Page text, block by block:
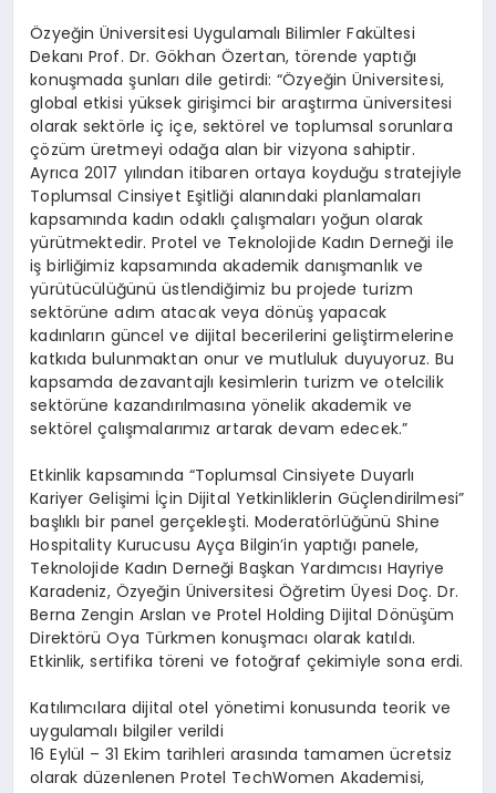
Özyeğin Üniversitesi Uygulamalı Bilimler Fakültesi
Dekanı Prof. Dr. Gökhan Özertan, törende yaptığı
konuşmada şunları dile getirdi: “Özyeğin Üniversitesi,
global etkisi yüksek girişimci bir araştırma üniversitesi
olarak sektörle iç içe, sektörel ve toplumsal sorunlara
çözüm üretmeyi odağa alan bir vizyona sahiptir.
Ayrıca 2017 yılından itibaren ortaya koyduğu stratejiyle
Toplumsal Cinsiyet Eşitliği alanındaki planlamaları
kapsamında kadın odaklı çalışmaları yoğun olarak
yürütmektedir. Protel ve Teknolojide Kadın Derneği ile
iş birliğimiz kapsamında akademik danışmanlık ve
yürütücülüğünü üstlendiğimiz bu projede turizm
sektörüne adım atacak veya dönüş yapacak
kadınların güncel ve dijital becerilerini geliştirmelerine
katkıda bulunmaktan onur ve mutluluk duyuyoruz. Bu
kapsamda dezavantajlı kesimlerin turizm ve otelcilik
sektörüne kazandırılmasına yönelik akademik ve
sektörel çalışmalarımız artarak devam edecek.”
Etkinlik kapsamında “Toplumsal Cinsiyete Duyarlı
Kariyer Gelişimi İçin Dijital Yetkinliklerin Güçlendirilmesi”
başlıklı bir panel gerçekleşti. Moderatörlüğünü Shine
Hospitality Kurucusu Ayça Bilgin’in yaptığı panele,
Teknolojide Kadın Derneği Başkan Yardımcısı Hayriye
Karadeniz, Özyeğin Üniversitesi Öğretim Üyesi Doç. Dr.
Berna Zengin Arslan ve Protel Holding Dijital Dönüşüm
Direktörü Oya Türkmen konuşmacı olarak katıldı.
Etkinlik, sertifika töreni ve fotoğraf çekimiyle sona erdi.
Katılımcılara dijital otel yönetimi konusunda teorik ve
uygulamalı bilgiler verildi
16 Eylül – 31 Ekim tarihleri arasında tamamen ücretsiz
olarak düzenlenen Protel TechWomen Akademisi,